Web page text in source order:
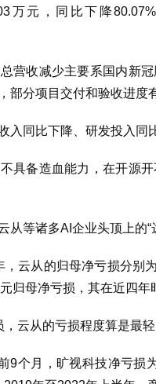
万元，同比下降
营收减少主要系国内新
部分项目交付和验收进度
入同比下降、研发投入同
具备造血能力，在开源
等诸多AI企业头顶上的“
云从的归母净亏损分别
归母净亏损，其在近四年
云从的亏损程度算是最轻
9个月，旷视科技净亏损